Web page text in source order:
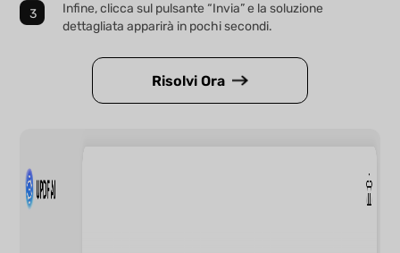
Infine, clicca sul pulsante “Invia” e la soluzione
dettagliata apparirà in pochi secondi.
Risolvi Ora